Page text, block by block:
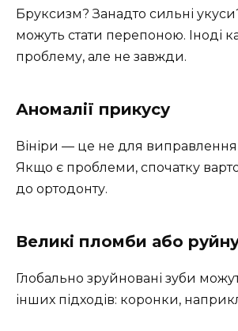
Бруксизм? Занадто сильні
можуть стати перепоною. Іноді
проблему, але не завжди.
Аномалії прикусу
Вініри — це не для
Якщо є проблеми, спочатку
до ортодонту.
Великі пломби або
Глобально зруйновані зуби
інших підходів: коронки,